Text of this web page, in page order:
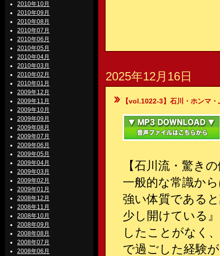
2010年10月
2010年09月
2010年08月
2010年07月
2010年06月
2010年05月
2010年04月
2010年03月
2010年02月
2010年01月
2009年12月
2009年11月
2009年10月
2009年09月
2009年08月
2009年07月
2009年06月
2009年05月
2009年04月
2009年03月
2009年02月
2009年01月
2008年12月
2008年11月
2008年10月
2008年09月
2008年08月
2008年07月
2008年06月
2025年12月16日
【vol.1022-3】石川・ホンマ・
【石川流・驚き
一般的な常識か
強い体質である
少し開けている
したことがなく
で過ごした経験